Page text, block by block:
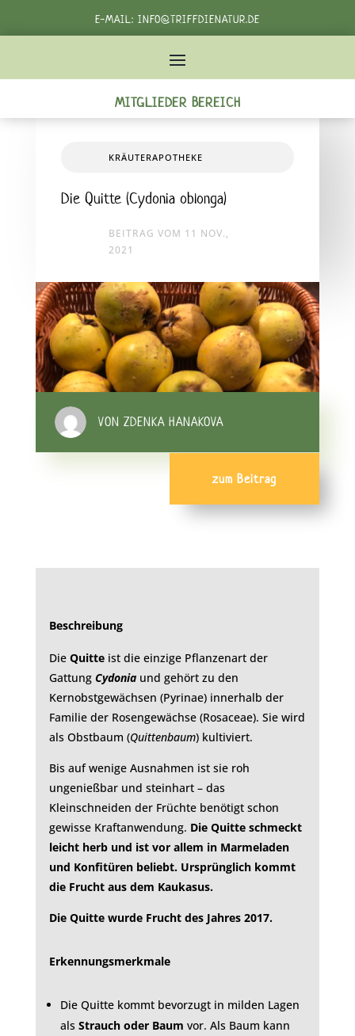
E-MAIL: INFO@TRIFFDIENATUR.DE
MITGLIEDER BEREICH
KRÄUTERAPOTHEKE
Die Quitte (Cydonia oblonga)
BEITRAG VOM 11 NOV.,
2021
VON ZDENKA HANAKOVA
zum Beitrag
Beschreibung
Die Quitteist die einzige Pflanzenart der
Gattung Cydoniaund gehört zu den
Kernobstgewächsen (Pyrinae) innerhalb der
Familie der Rosengewächse (Rosaceae). Sie wird
als Obstbaum (Quittenbaum) kultiviert.
Bis auf wenige Ausnahmen ist sie roh
ungenießbar und steinhart – das
Kleinschneiden der Früchte benötigt schon
gewisse Kraftanwendung. Die Quitte schmeckt
leicht herb und ist vor allem in Marmeladen
und Konfitüren beliebt. Ursprünglich kommt
die Frucht aus dem Kaukasus.
Die Quitte wurde Frucht des Jahres 2017.
Erkennungsmerkmale
Die Quitte kommt bevorzugt in milden Lagen
als Strauch oder Baum vor. Als Baum kann